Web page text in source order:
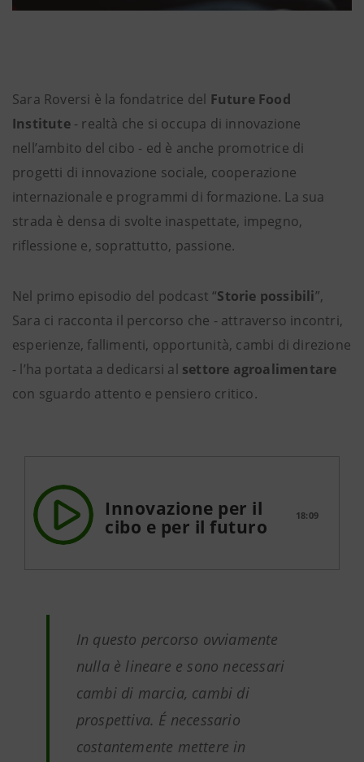
Sara Roversi è la fondatrice del Future Food
Institute- realtà che si occupa di innovazione
nell’ambito del cibo - ed è anche promotrice di
progetti di innovazione sociale, cooperazione
internazionale e programmi di formazione. La sua
strada è densa di svolte inaspettate, impegno,
riflessione e, soprattutto, passione.
Nel primo episodio del podcast “Storie possibili”,
Sara ci racconta il percorso che - attraverso incontri,
esperienze, fallimenti, opportunità, cambi di direzione
- l’ha portata a dedicarsi al settore agroalimentare
con sguardo attento e pensiero critico.
Innovazione per il
cibo e per il futuro
18:09
In questo percorso ovviamente
nulla è lineare e sono necessari
cambi di marcia, cambi di
prospettiva. É necessario
costantemente mettere in